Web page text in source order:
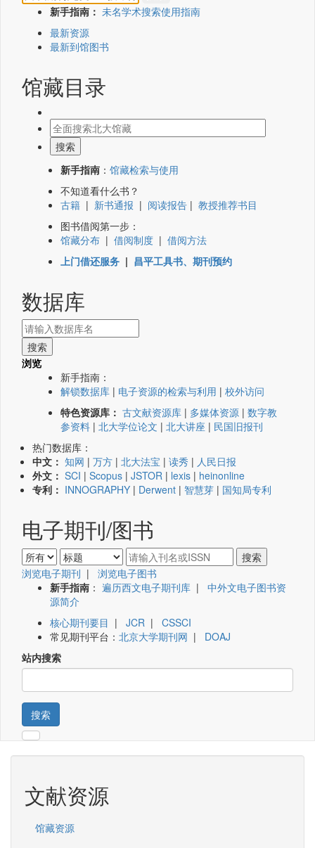
新手指南： 未名学术搜索使用指南
最新资源
最新到馆图书
馆藏目录
新手指南 ： 馆藏检索与使用
不知道看什么书？
古籍 | 新书通报 | 阅读报告 | 教授推荐书目
图书借阅第一步：
馆藏分布 | 借阅制度 | 借阅方法
上门借还服务 | 昌平工具书、期刊预约
数据库
浏览
新手指南：
解锁数据库 | 电子资源的检索与利用 | 校外访问
特色资源库： 古文献资源库 | 多媒体资源 | 数字教
参资料 | 北大学位论文 | 北大讲座 | 民国旧报刊
热门数据库：
中文： 知网 | 万方 | 北大法宝 | 读秀 | 人民日报
外文： SCI | Scopus | JSTOR | lexis | heinonline
专利： INNOGRAPHY | Derwent | 智慧芽 | 国知局专利
电子期刊/图书
浏览电子期刊 | 浏览电子图书
新手指南 ： 遍历西文电子期刊库 | 中外文电子图书资
源简介
核心期刊要目 | JCR | CSSCI
常见期刊平台： 北京大学期刊网 | DOAJ
站内搜索
搜索
文献资源
馆藏资源